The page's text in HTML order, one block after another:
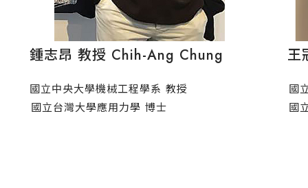
鍾志昂 教授 Chih-Ang Chung
國立中央大學機械工程學系 教授
國立台灣大學應用力學 博士
王
國立
國立